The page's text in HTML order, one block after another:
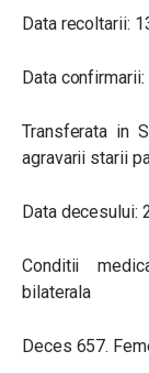
Data recoltarii:
Data
Transferata in
agravarii starii
Data decesului:
Conditii
bilaterala
Deces 657.